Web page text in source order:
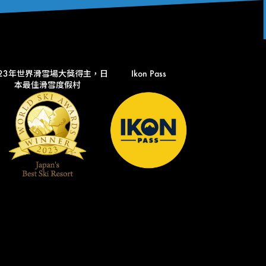
年世界滑雪場大獎得主，日
本最佳滑雪度假村
Ikon Pass